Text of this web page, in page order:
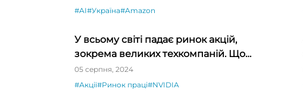
#AI#Україна#Amazon
У всьому світі падає ринок акцій,
зокрема великих техкомпаній. Що
відбувається?
05 серпня, 2024
#Акції#Ринок праці#NVIDIA